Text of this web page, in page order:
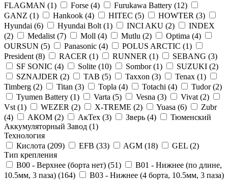
FLAGMAN (1) Forse (4) Furukawa Battery (12)
GANZ (1) Hankook (4) HITEC (5) HOWTER (3)
Hyundai (6) Hyundai Bolt (1) INCI AKU (2)
INDEX
(2) Medalist (7) Moll (4) Mutlu (2) Optima (4)
OURSUN (5) Panasonic (4) POLUS ARCTIC (1)
President (8) RACER (1) RUNNER (1) SEBANG (3)
SF SONIC (4) Solite (10) Sombor (1) SUZUKI (2)
SZNAJDER (2) TAB (5) Taxxon (3) Tenax (1)
Timberg (2) Titan (3) Topla (4) Totachi (4) Tudor (2)
Tyumen Battery (1) Varta (5) Vesna (3) Vivat (2)
Vst (1) WEZER (2) X-TREME (2) Yuasa (6)
Zubr
(4) АКОМ (2) АкТех (3) Зверь (4)
Тюменский
Аккумуляторный Завод (1)
Технология
Кислота (209) EFB (33) AGM (18) GEL (2)
Тип крепления
B00 - Верхнее (борта нет) (51)
B01 - Нижнее (по длине,
10.5мм, 3 паза) (164)
B03 - Нижнее (4 борта, 10.5мм, 3 паза)